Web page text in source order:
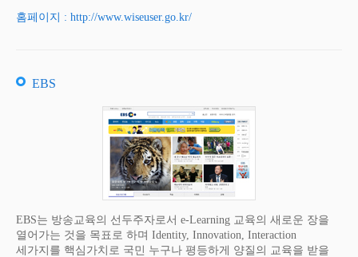
홈페이지 : http://www.wiseuser.go.kr/
EBS
EBS는 방송교육의 선두주자로서 e-Learning 교육의 새로운 장을
열어가는 것을 목표로 하며 Identity, Innovation, Interaction
세가지를 핵심가치로 국민 누구나 평등하게 양질의 교육을 받을